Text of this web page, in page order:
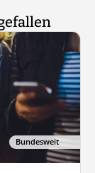
Bundesweit